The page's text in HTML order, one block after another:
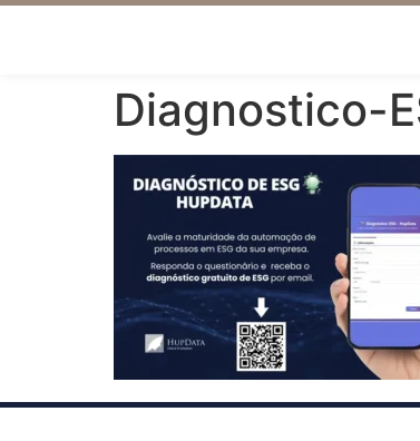
Diagnostico-